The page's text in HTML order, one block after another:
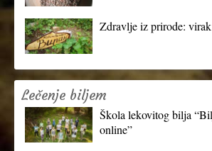
Zdravlje iz prirode: virak
Lečenje biljem
Škola lekovitog bilja
online”